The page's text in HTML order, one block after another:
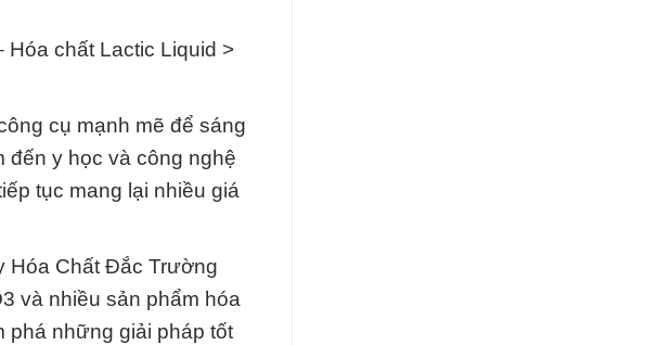
chất Lactic Liquid >
cụ mạnh mẽ để sáng
đến y học và công nghệ
tục mang lại nhiều giá
Hóa Chất Đắc Trường
và nhiều sản phẩm hóa
phá những giải pháp tốt